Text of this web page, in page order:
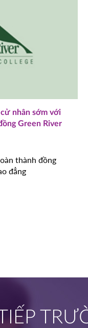
nhân sớm với
Green River
thành đồng
đẳng